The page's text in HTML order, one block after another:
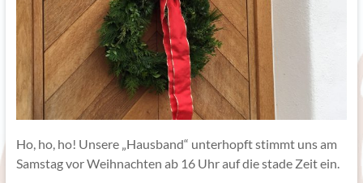
Ho, ho, ho! Unsere „Hausband“ unterhopft stimmt uns am
Samstag vor Weihnachten ab 16 Uhr auf die stade Zeit ein.